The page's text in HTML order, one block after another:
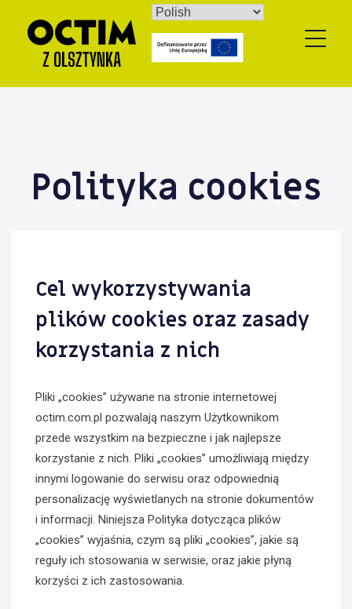
content
Polityka cookies
Cel wykorzystywania
plików cookies oraz zasady
korzystania z nich
Pliki „cookies” używane na stronie internetowej
octim.com.pl pozwalają naszym Użytkownikom
przede wszystkim na bezpieczne i jak najlepsze
korzystanie z nich. Pliki „cookies” umożliwiają między
innymi logowanie do serwisu oraz odpowiednią
personalizację wyświetlanych na stronie dokumentów
i informacji. Niniejsza Polityka dotycząca plików
„cookies” wyjaśnia, czym są pliki „cookies”, jakie są
reguły ich stosowania w serwisie, oraz jakie płyną
korzyści z ich zastosowania.